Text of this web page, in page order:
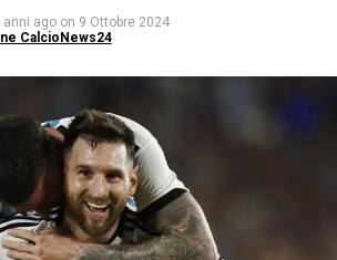
anni ago on 9 Ottobre 2024
CalcioNews24